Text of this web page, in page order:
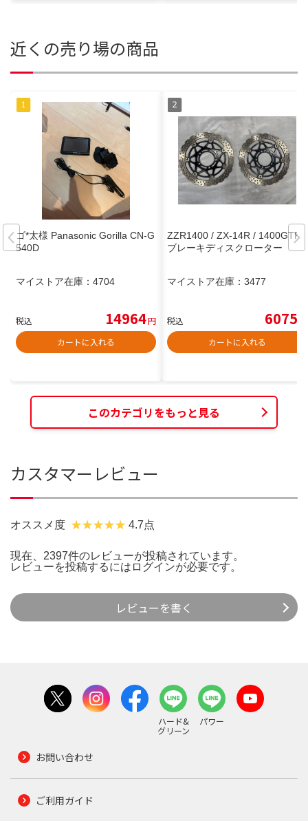
近くの売り場の商品
ゴ*太様 Panasonic Gorilla CN-G
540D
マイストア在庫： 4704
税込 14964円
カートに入れる
ZZR1400 / ZX-14R / 1400GTR
ブレーキディスクローター
マイストア在庫： 3477
税込 6075
カートに入れる
このカテゴリをもっと見る
カスタマーレビュー
オススメ度 4.7点
現在、2397件のレビューが投稿されています。
レビューを投稿するには ログインが必要です。
レビューを書く
ハード&
グリーン
パワー
お問い合わせ
ご利用ガイド